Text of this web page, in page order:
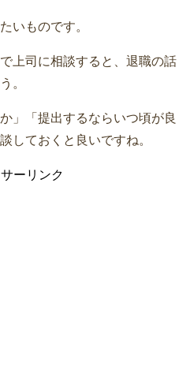
いものです。
上司に相談すると、退職の話
。
」「提出するならいつ頃が良
しておくと良いですね。
ーリンク